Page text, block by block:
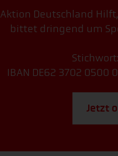
Aktion Deutschland
bittet dringend um
IBAN DE62 3702 0500
Jetzt